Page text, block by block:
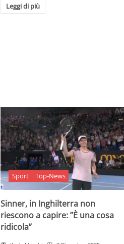
Leggi di più
Sport Top-News
Sinner, in Inghilterra non
riescono a capire: ”È una cosa
ridicola”